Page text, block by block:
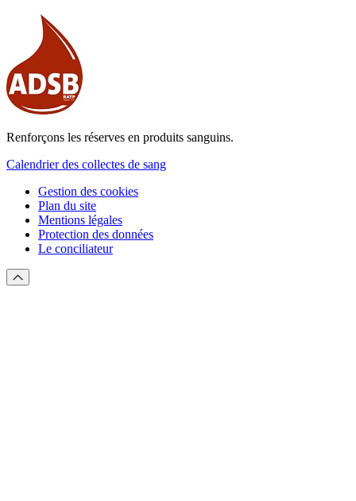
Renforçons les réserves en produits sanguins.
Calendrier des collectes de sang
Gestion des cookies
Plan du site
Mentions légales
Protection des données
Le conciliateur